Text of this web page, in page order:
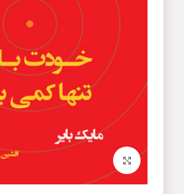
برای بزرگنمایی کلیک کنید